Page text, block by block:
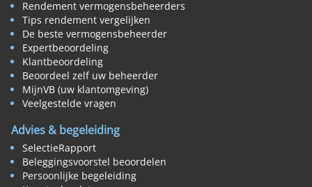
Rendement vermogensbeheerders
Tips rendement vergelijken
De beste vermogensbeheerder
Expertbeoordeling
Klantbeoordeling
Beoordeel zelf uw beheerder
MijnVB (uw klantomgeving)
Veelgestelde vragen
Advies & begeleiding
SelectieRapport
Beleggingsvoorstel beoordelen
Persoonlijke begeleiding